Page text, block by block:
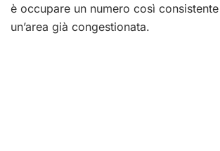
è occupare un numero così
un’area già congestionata.